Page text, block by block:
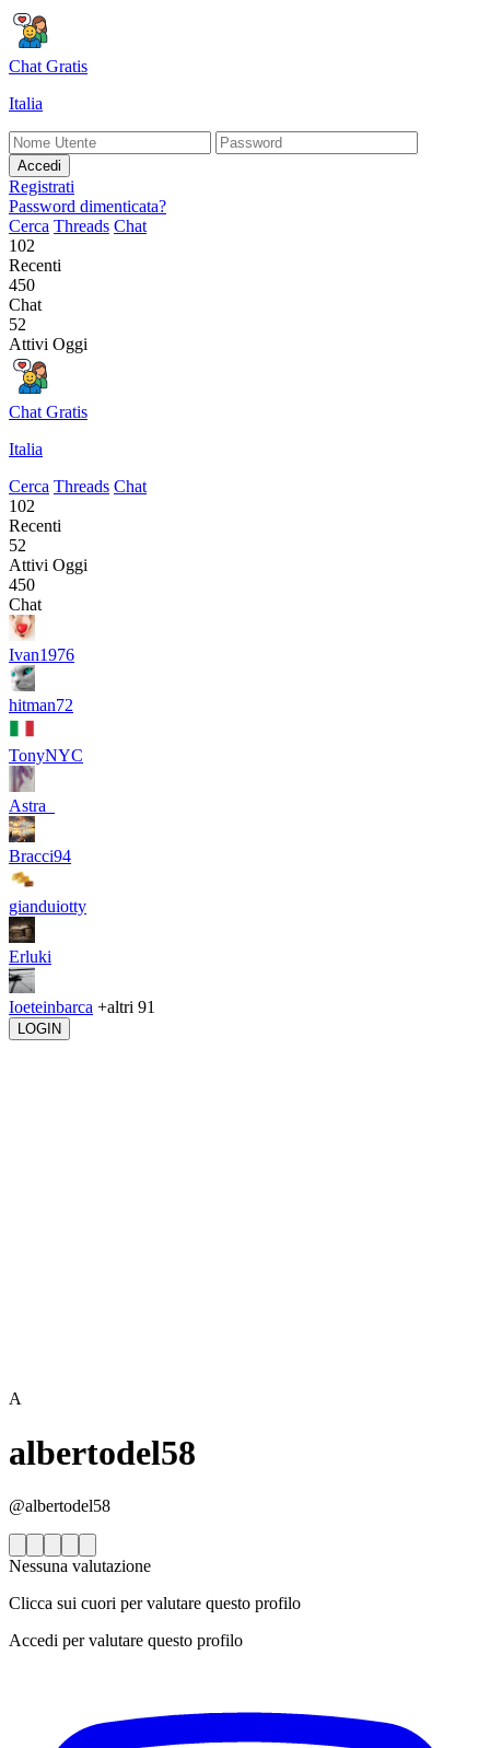
Chat Gratis
Italia
Accedi
Registrati
Password dimenticata?
Cerca Threads Chat
102
Recenti
450
Chat
52
Attivi Oggi
Chat Gratis
Italia
Cerca Threads Chat
102
Recenti
52
Attivi Oggi
450
Chat
Ivan1976
hitman72
TonyNYC
Astra_
Bracci94
gianduiotty
Erluki
Ioeteinbarca +altri 91
LOGIN
A
albertodel58
@albertodel58
Nessuna valutazione
Clicca sui cuori per valutare questo profilo
Accedi per valutare questo profilo